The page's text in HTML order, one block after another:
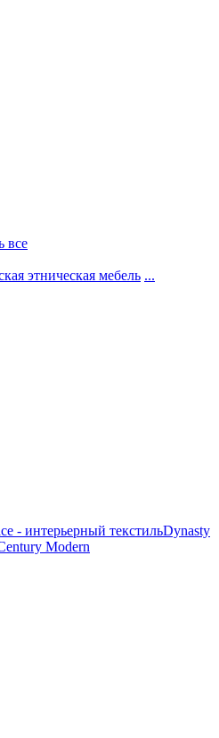
все
этническая мебель ...
- интерьерный текстильDynasty
Modern